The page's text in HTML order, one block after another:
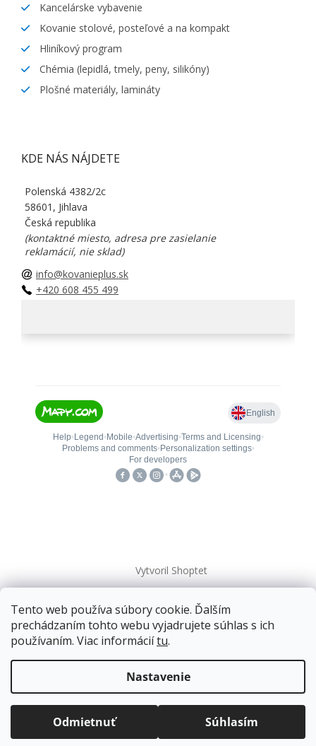
Tento web používa súbory cookie. Ďalším
prechádzaním tohto webu vyjadrujete súhlas s ich
používaním. Viac informáciítu.
Nastavenie
Odmietnuť Súhlasím
Doprava zadarmopre balíkové zásielky v hodnote
nad120 EUR*.
Balíky zasielame už od4 EUR.
ZRÝCHĽUJEME.
Kancelárske vybavenie
Kovanie stolové, posteľové a na kompakt
Hliníkový program
Chémia (lepidlá, tmely, peny, silikóny)
Plošné materiály, lamináty
KDE NÁS NÁJDETE
Polenská 4382/2c
58601, Jihlava
Česká republika
(kontaktné miesto, adresa pre zasielanie
reklamácií, nie sklad)
info@kovanieplus.sk
+420 608 455 499
Vytvoril Shoptet
Copyright 2026kovanieplus. Všetky práva vyhradené.